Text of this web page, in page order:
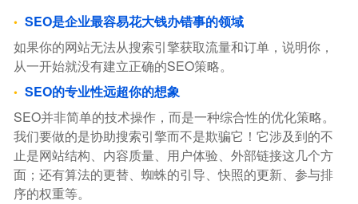
SEO是企业最容易花大钱办错事的领域
如果你的网站无法从搜索引擎获取流量和订单，说明你，
从一开始就没有建立正确的SEO策略。
SEO的专业性远超你的想象
SEO并非简单的技术操作，而是一种综合性的优化策略。
我们要做的是协助搜索引擎而不是欺骗它！它涉及到的不
止是网站结构、内容质量、用户体验、外部链接这几个方
面；还有算法的更替、蜘蛛的引导、快照的更新、参与排
序的权重等。